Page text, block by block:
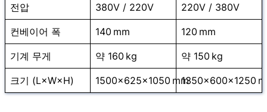
전압 380V / 220V 220V / 380V
컨베이어 폭 140 mm 120 mm
기계 무게 약 160 kg 약 150 kg
크기 (L×W×H) 1500×625×1050 mm1350×600×1250